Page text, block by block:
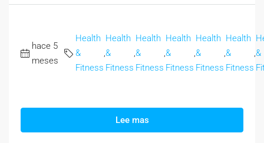
hace 5
meses
Health
&
Fitness
,
Health
&
Fitness
,
Health
&
Fitness
,
Health
&
Fitness
,
Health
&
Fitness
,
Health
&
Fitness
,&
Lee mas